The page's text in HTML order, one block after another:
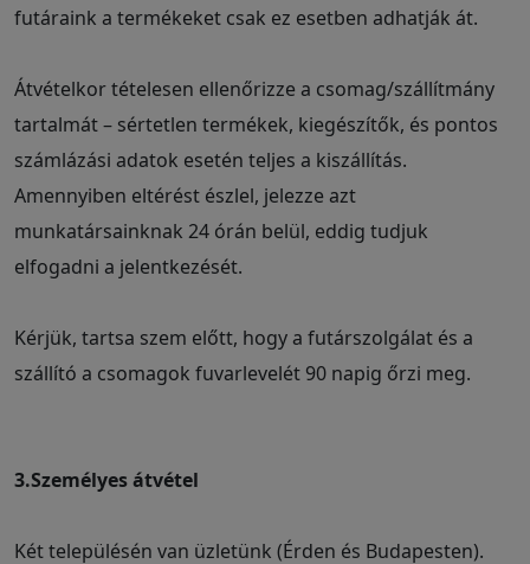
futáraink a termékeket csak ez esetben adhatják át.
Átvételkor tételesen ellenőrizze a csomag/szállítmány
tartalmát – sértetlen termékek, kiegészítők, és pontos
számlázási adatok esetén teljes a kiszállítás.
Amennyiben eltérést észlel, jelezze azt
munkatársainknak 24 órán belül, eddig tudjuk
elfogadni a jelentkezését.
Kérjük, tartsa szem előtt, hogy a futárszolgálat és a
szállító a csomagok fuvarlevelét 90 napig őrzi meg.
3.Személyes átvétel
Két településén van üzletünk (Érden és Budapesten).